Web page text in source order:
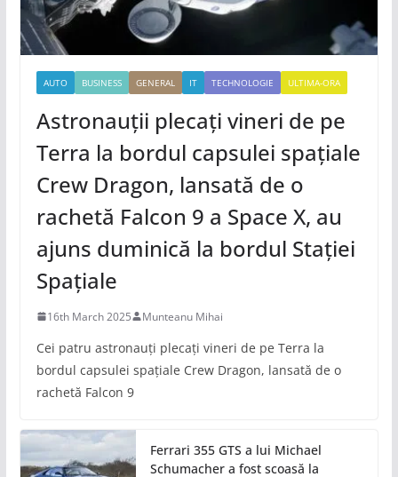
AUTO BUSINESS GENERAL IT TECHNOLOGIE ULTIMA-ORA
Astronauții plecați vineri de pe
Terra la bordul capsulei spațiale
Crew Dragon, lansată de o
rachetă Falcon 9 a Space X, au
ajuns duminică la bordul Stației
Spațiale
16th March 2025 Munteanu Mihai
Cei patru astronauți plecați vineri de pe Terra la
bordul capsulei spațiale Crew Dragon, lansată de o
rachetă Falcon 9
Ferrari 355 GTS a lui Michael
Schumacher a fost scoasă la